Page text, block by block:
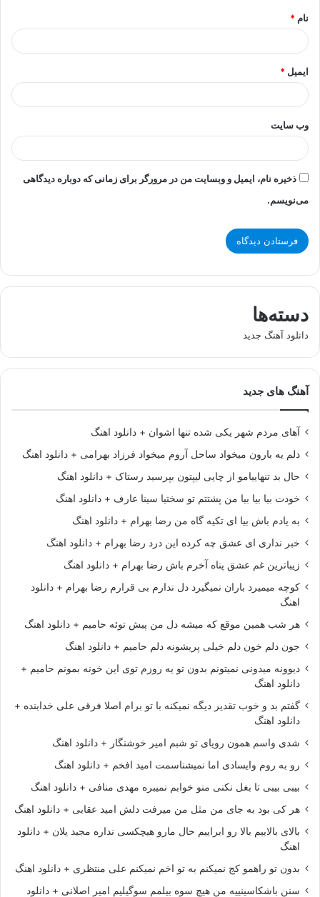
نام *
ایمیل *
وب‌ سایت
ذخیره نام، ایمیل و وبسایت من در مرورگر برای زمانی که دوباره دیدگاهی
می‌نویسم.
دسته‌ها
دانلود آهنگ جدید
آهنگ های جدید
آهای مردم شهر یکی شده تنها اشوان + دانلود اهنگ
دلم یه بارون میخواد ساحل آروم میخواد فرزاد بهرامی + دانلود اهنگ
حال بد تنهاییامو از چایی لیپتون بپرسید رستاک + دانلود اهنگ
خودت بیا بیا بیا من پشتتم تو سختیا سینا عارف + دانلود اهنگ
به یادم باش بیا ای تکیه گاه من رضا بهرام + دانلود اهنگ
خبر نداری ای عشق چه کرده این درد رضا بهرام + دانلود اهنگ
زیباترین غم عشق پناه آخرم باش رضا بهرام + دانلود اهنگ
کوچه میمیرد باران نمیگیرد دل ندارم بی قرارم رضا بهرام + دانلود
اهنگ
هر شب همین موقع که میشه دل من پیش توئه حامیم + دانلود اهنگ
جون دلم خون دلم خیلی پریشونه دلم حامیم + دانلود اهنگ
دیوونه میدونی نمیتونم بدون تو یه روزم توی این خونه بمونم حامیم +
دانلود اهنگ
گفتم بد و خوب تقدیر دیگه نمیکنه با تو برام اصلا فرقی علی خدابنده +
دانلود اهنگ
شدی واسم همون رویای تو شبم امیر خوشنگار + دانلود اهنگ
رو به روم وایسادی اما نمیشناسمت امید افخم + دانلود اهنگ
بیبی بیبی تا بغل نکنی منو خوابم نمیبره مهدی منافی + دانلود اهنگ
هر کی بود به جای من مثل من میرفت دلش امید عقابی + دانلود اهنگ
بالای بالاییم بالا رو ابراییم حال مارو هیچکسی نداره مجید یلان + دانلود
اهنگ
بدون تو راهمو کج نمیکنم به تو اخم نمیکنم علی منتظری + دانلود اهنگ
سنن باشکاسینییه من هیچ سوه بیلمم سوگیلیم امیر اصلانی + دانلود